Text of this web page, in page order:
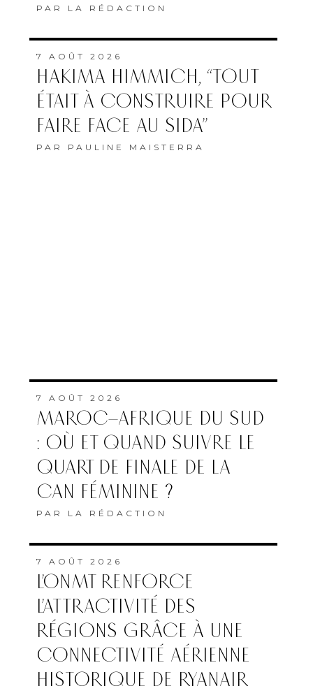
PAR LA RÉDACTION
7 AOÛT 2026
HAKIMA HIMMICH, “TOUT
ÉTAIT À CONSTRUIRE POUR
FAIRE FACE AU SIDA”
PAR PAULINE MAISTERRA
7 AOÛT 2026
MAROC–AFRIQUE DU SUD
: OÙ ET QUAND SUIVRE LE
QUART DE FINALE DE LA
CAN FÉMININE ?
PAR LA RÉDACTION
7 AOÛT 2026
L’ONMT RENFORCE
L’ATTRACTIVITÉ DES
RÉGIONS GRÂCE À UNE
CONNECTIVITÉ AÉRIENNE
HISTORIQUE DE RYANAIR